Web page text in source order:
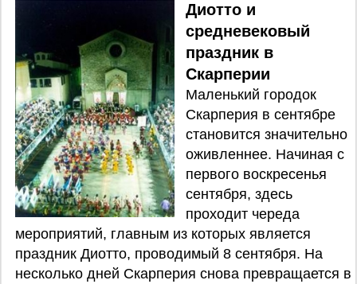
Диотто и
средневековый
праздник в
Скарперии
Маленький городок
Скарперия в сентябре
становится значительно
оживленнее. Начиная с
первого воскресенья
сентября, здесь
проходит череда
мероприятий, главным из которых является
праздник Диотто, проводимый 8 сентября. На
несколько дней Скарперия снова превращается в